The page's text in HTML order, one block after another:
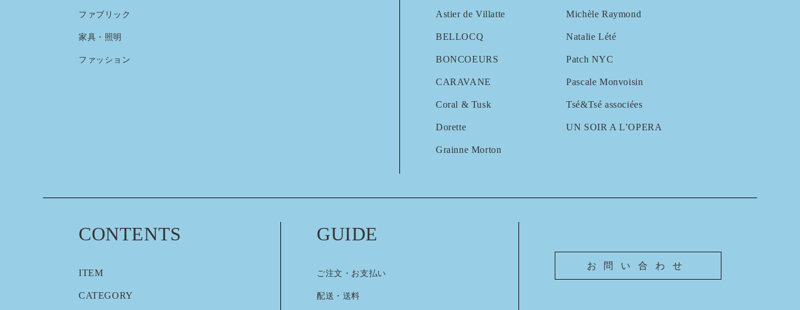
ファブリック
家具・照明
ファッション
Astier de Villatte
BELLOCQ
BONCOEURS
CARAVANE
Coral & Tusk
Dorette
Grainne Morton
Michèle Raymond
Natalie Lété
Patch NYC
Pascale Monvoisin
Tsé&Tsé associées
UN SOIR A L’OPERA
CONTENTS
ITEM
CATEGORY
GUIDE
ご注文・お支払い
配送・送料
お問い合わせ